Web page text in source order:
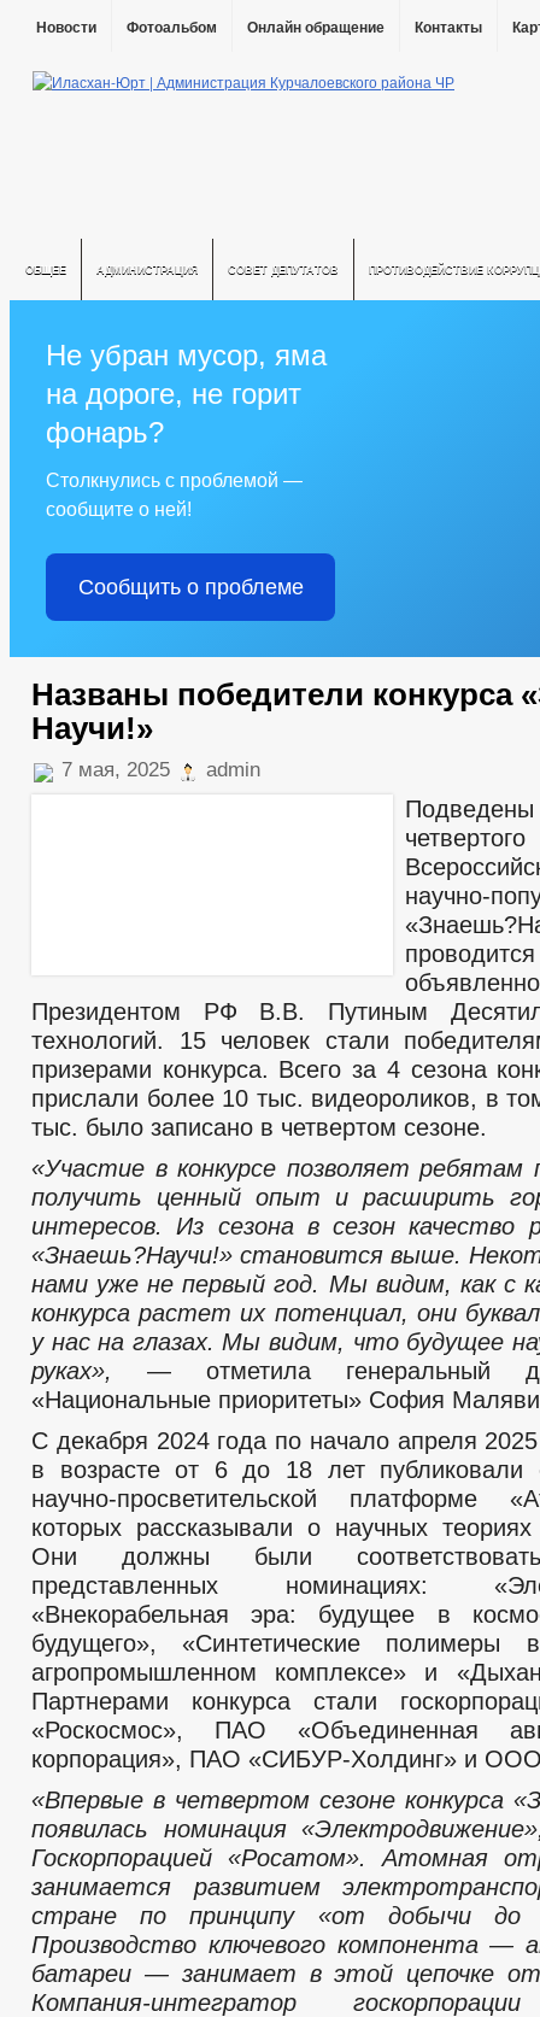
Новости Фотоальбом Онлайн обращение Контакты
ОБЩЕЕ АДМИНИСТРАЦИЯ СОВЕТ ДЕПУТАТОВ ПРОТИВОДЕЙСТВИЕ
Не убран мусор, яма
на дороге, не горит
фонарь?
Столкнулись с проблемой —
сообщите о ней!
Сообщить о проблеме
Названы победители конкурса
Научи!»
7 мая, 2025 admin
научно-
Президентом РФ В.В. Путиным
технологий. 15 человек стали
призерами конкурса. Всего за 4 сезона
прислали более 10 тыс. видеороликов, в
тыс. было записано в четвертом сезоне.
«Участие в конкурсе позволяет ребятам
получить ценный опыт и расширить
интересов. Из сезона в сезон качество
«Знаешь?Научи!» становится выше.
нами уже не первый год. Мы видим, как с
конкурса растет их потенциал, они
у нас на глазах. Мы видим, что будущее
руках», — отметила генеральный
«Национальные приоритеты» София
С декабря 2024 года по начало апреля 2025
в возрасте от 6 до 18 лет публиковали
научно-просветительской платформе
которых рассказывали о научных
Они должны были
представленных номинациях:
«Внекорабельная эра: будущее в
будущего», «Синтетические
агропромышленном комплексе» и
Партнерами конкурса стали
«Роскосмос», ПАО «Объединенная
корпорация», ПАО «СИБУР-Холдинг» и
«Впервые в четвертом сезоне конкурса
появилась номинация
Госкорпорацией «Росатом». Атомная
занимается развитием
стране по принципу «от добычи до
Производство ключевого компонента —
батареи — занимает в этой цепочке
Компания-интегратор